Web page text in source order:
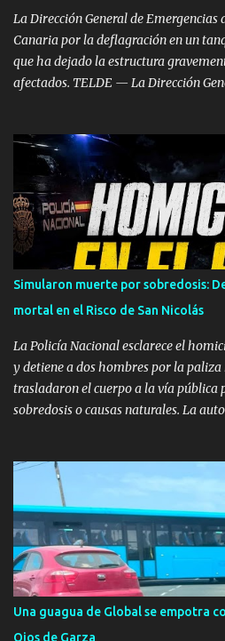
paz Estas ac...
La Dirección General de Emergencias
Canaria por la deflagración en un
que ha dejado la estructura
afectados. TELDE — La Dirección
riesgo de accidentes graves en los
peligrosas (RISQCAN). La medida
deflagración registrada este
Salinetas, en el municipio de Telde.
a la necesidad de coordinar el
supervisar las medidas de seguridad
instalación de almacenamiento de
un tanque en reparación Según los
Ejecutivo autonómico, la primera
Centro Coordinador a las 12:10 horas...
Simularon muerte por sobredosis:
mortal en el Risco de San Nicolás
La Policía Nacional esclarece el
y detiene a dos hombres por la
trasladaron el cuerpo a la vía
sobredosis o causas naturales. La
DE GRAN CANARIA — Agentes de la
Grupo de Homicidios de la Brigada
Las Palmas, han resuelto el
pasado mes de febrero en el barrio
capital grancanaria. La denominada
saldado con la detención de dos
del crimen. Los hechos se remontan
2026, cuando el cuerpo sin vida de la
Una guagua de Global se empotra
Ojos de Garza